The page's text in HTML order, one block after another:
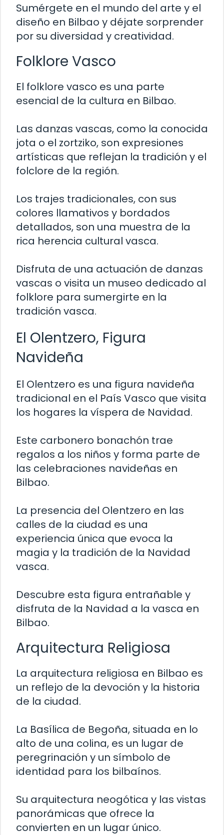
Sumérgete en el mundo del arte y el
diseño en Bilbao y déjate sorprender
por su diversidad y creatividad.
Folklore Vasco
El folklore vasco es una parte
esencial de la cultura en Bilbao.
Las danzas vascas, como la conocida
jota o el zortziko, son expresiones
artísticas que reflejan la tradición y el
folclore de la región.
Los trajes tradicionales, con sus
colores llamativos y bordados
detallados, son una muestra de la
rica herencia cultural vasca.
Disfruta de una actuación de danzas
vascas o visita un museo dedicado al
folklore para sumergirte en la
tradición vasca.
El Olentzero, Figura
Navideña
El Olentzero es una figura navideña
tradicional en el País Vasco que visita
los hogares la víspera de Navidad.
Este carbonero bonachón trae
regalos a los niños y forma parte de
las celebraciones navideñas en
Bilbao.
La presencia del Olentzero en las
calles de la ciudad es una
experiencia única que evoca la
magia y la tradición de la Navidad
vasca.
Descubre esta figura entrañable y
disfruta de la Navidad a la vasca en
Bilbao.
Arquitectura Religiosa
La arquitectura religiosa en Bilbao es
un reflejo de la devoción y la historia
de la ciudad.
La Basílica de Begoña, situada en lo
alto de una colina, es un lugar de
peregrinación y un símbolo de
identidad para los bilbaínos.
Su arquitectura neogótica y las vistas
panorámicas que ofrece la
convierten en un lugar único.